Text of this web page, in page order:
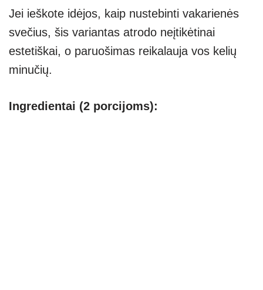
Jei ieškote idėjos, kaip nustebinti vakarienės
svečius, šis variantas atrodo neįtikėtinai
estetiškai, o paruošimas reikalauja vos kelių
minučių.
Ingredientai (2 porcijoms):